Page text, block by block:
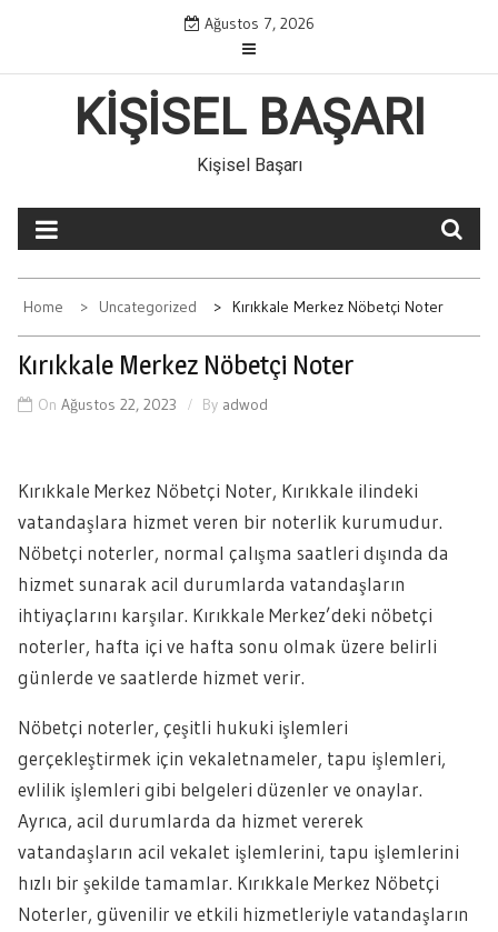
content
Ağustos 7, 2026
KIŞISEL BAŞARI
Kişisel Başarı
Home Uncategorized Kırıkkale Merkez Nöbetçi Noter
Kırıkkale Merkez Nöbetçi Noter
On Ağustos 22, 2023 By adwod
Kırıkkale Merkez Nöbetçi Noter, Kırıkkale ilindeki
vatandaşlara hizmet veren bir noterlik kurumudur.
Nöbetçi noterler, normal çalışma saatleri dışında da
hizmet sunarak acil durumlarda vatandaşların
ihtiyaçlarını karşılar. Kırıkkale Merkez’deki nöbetçi
noterler, hafta içi ve hafta sonu olmak üzere belirli
günlerde ve saatlerde hizmet verir.
Nöbetçi noterler, çeşitli hukuki işlemleri
gerçekleştirmek için vekaletnameler, tapu işlemleri,
evlilik işlemleri gibi belgeleri düzenler ve onaylar.
Ayrıca, acil durumlarda da hizmet vererek
vatandaşların acil vekalet işlemlerini, tapu işlemlerini
hızlı bir şekilde tamamlar. Kırıkkale Merkez Nöbetçi
Noterler, güvenilir ve etkili hizmetleriyle vatandaşların